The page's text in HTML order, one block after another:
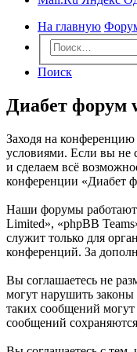
На главную
Поиск
Диабет форум
Заходя на
условиями. Если вы не
и сделаем всё
конференции «Диабет
Наши форумы работают
Limited», «phpBB
служит только для
конференций. За
Вы соглашаетесь не
могут нарушить
таких сообщений
сообщений